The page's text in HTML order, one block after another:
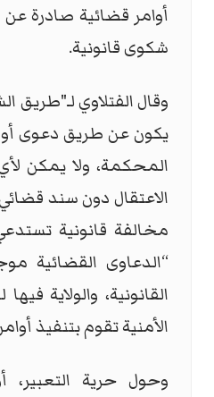
أوامر قضائية صادرة
شكوى قانونية.
وقال الفتلاوي لـ"طريق
يكون عن طريق دعوى
المحكمة، ولا يمكن
الاعتقال دون سند
مخالفة قانونية
“الدعاوى القضائية
القانونية، والولاية
الأمنية تقوم بتنفيذ
وحول حرية التعبير،